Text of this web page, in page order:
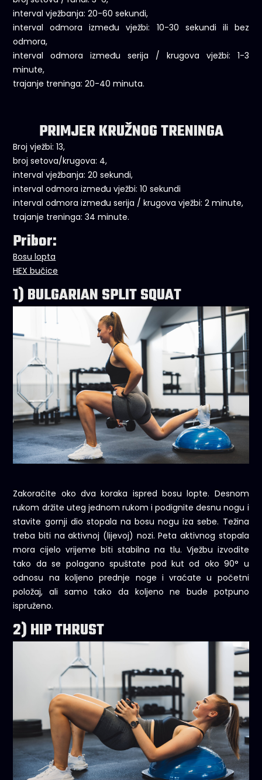
interval vježbanja: 20-60 sekundi,
interval odmora između vježbi: 10-30 sekundi ili bez
odmora,
interval odmora između serija / krugova vježbi: 1-3
minute,
trajanje treninga: 20-40 minuta.
PRIMJER KRUŽNOG TRENINGA
Broj vježbi: 13,
broj setova/krugova: 4,
interval vježbanja: 20 sekundi,
interval odmora između vježbi: 10 sekundi
interval odmora između serija / krugova vježbi: 2 minute,
trajanje treninga: 34 minute.
Pribor:
Bosu lopta
HEX bučice
1) BULGARIAN SPLIT SQUAT
Zakoračite oko dva koraka ispred bosu lopte. Desnom
rukom držite uteg jednom rukom i podignite desnu nogu i
stavite gornji dio stopala na bosu nogu iza sebe. Težina
treba biti na aktivnoj (lijevoj) nozi. Peta aktivnog stopala
mora cijelo vrijeme biti stabilna na tlu. Vježbu izvodite
tako da se polagano spuštate pod kut od oko 90° u
odnosu na koljeno prednje noge i vraćate u početni
položaj, ali samo tako da koljeno ne bude potpuno
ispruženo.
2) HIP THRUST